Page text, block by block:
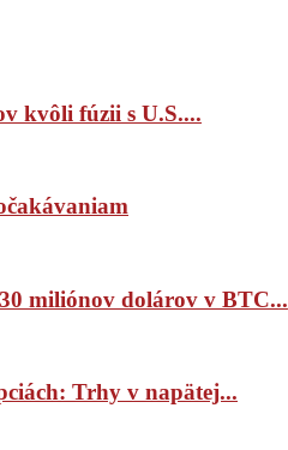
kvôli fúzii s U.S....
miliónov dolárov v BTC...
Trhy v napätej...